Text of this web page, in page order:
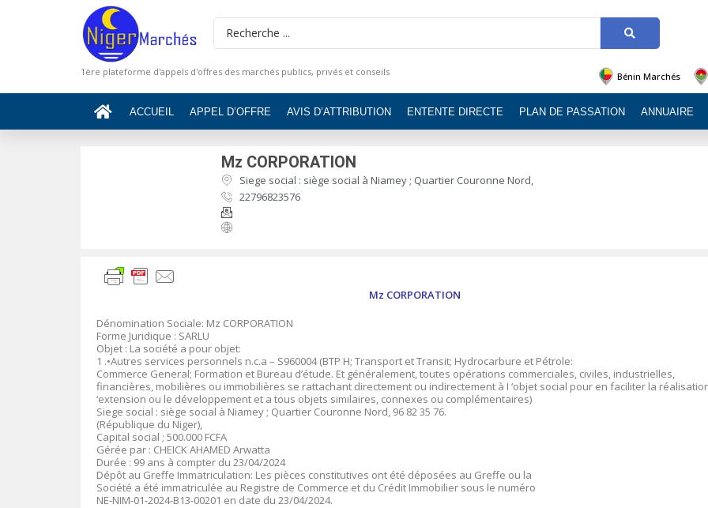
1ère plateforme d'appels d'offres des marchés publics, privés et conseils Bénin Marchés
ACCUEIL APPEL D’OFFRE AVIS D’ATTRIBUTION ENTENTE DIRECTE PLAN DE PASSATION ANNUAIRE
Mz CORPORATION
Siege social : siège social à Niamey ; Quartier Couronne Nord,
22796823576
Mz CORPORATION
Dénomination Sociale: Mz CORPORATION
Forme Juridique : SARLU
Objet : La société a pour objet:
1 .•Autres services personnels n.c.a – S960004 (BTP H; Transport et Transit; Hydrocarbure et Pétrole:
Commerce General; Formation et Bureau d’étude. Et généralement, toutes opérations commerciales, civiles, industrielles,
financières, mobilières ou immobilières se rattachant directement ou indirectement à I ‘objet social pour en faciliter la
‘extension ou le développement et a tous objets similaires, connexes ou complémentaires)
Siege social : siège social à Niamey ; Quartier Couronne Nord, 96 82 35 76.
(République du Niger),
Capital social ; 500.000 FCFA
Gérée par : CHEICK AHAMED Arwatta
Durée : 99 ans à compter du 23/04/2024
Dépôt au Greffe Immatriculation: Les pièces constitutives ont été déposées au Greffe ou la
Société a été immatriculée au Registre de Commerce et du Crédit Immobilier sous le numéro
NE-NIM-01-2024-B13-00201 en date du 23/04/2024.